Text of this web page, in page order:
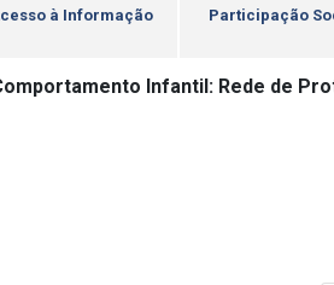
à Informação Participação
Infantil: Rede de